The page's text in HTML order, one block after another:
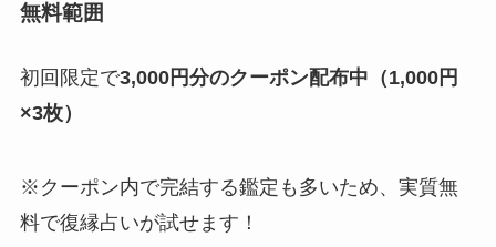
無料範囲
初回限定で3,000円分のクーポン配布中（1,000円
×3枚）
※クーポン内で完結する鑑定も多いため、実質無
料で復縁占いが試せます！